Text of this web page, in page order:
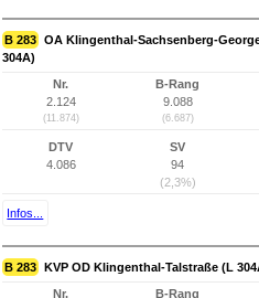
B 283 OA Klingenthal-Sachsenberg-
304A)
Nr.
2.124
(11.874)
B-Rang
9.088
(6.687)
DTV
4.086
SV
94
(2,3%)
Infos...
B 283 KVP OD Klingenthal-Talstraße (L
Nr. B-Rang